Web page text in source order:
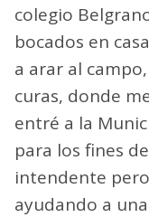
colegio
bocados en
a arar al
curas, donde
entré a la
para los fines
intendente
ayudando a